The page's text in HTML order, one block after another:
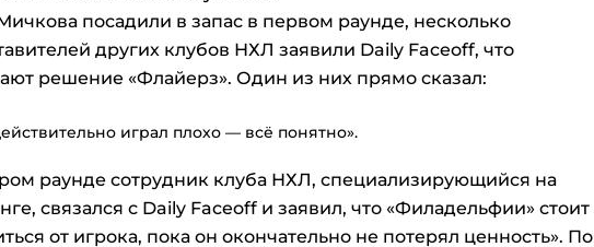
посадили в запас в первом раунде, несколько
других клубов НХЛ заявили Daily Faceoff, что
решение «Флайерз». Один из них прямо сказал:
играл плохо — всё понятно».
раунде сотрудник клуба НХЛ, специализирующийся на
связался с Daily Faceoff и заявил, что «Филадельфии» стоит
от игрока, пока он окончательно не потерял ценность». По